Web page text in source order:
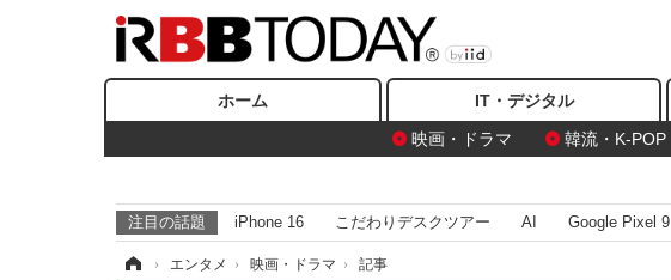
ホーム IT・デジタル
映画・ドラマ
韓流・K-POP
注目の話題 iPhone 16 こだわりデスクツアー AI Google Pixel 9
› エンタメ › 映画・ドラマ › 記事